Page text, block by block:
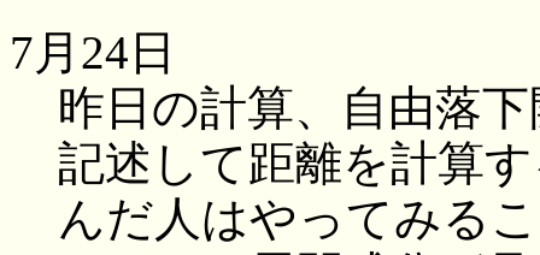
7月24日
昨日の計算、自由落
記述して距離を計算
んだ人はやってみる